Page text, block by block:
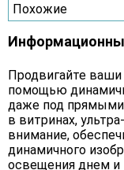
Похожие
Продвигайте ваши
помощью
даже под
в витринах,
внимание,
динамичного
освещения днем